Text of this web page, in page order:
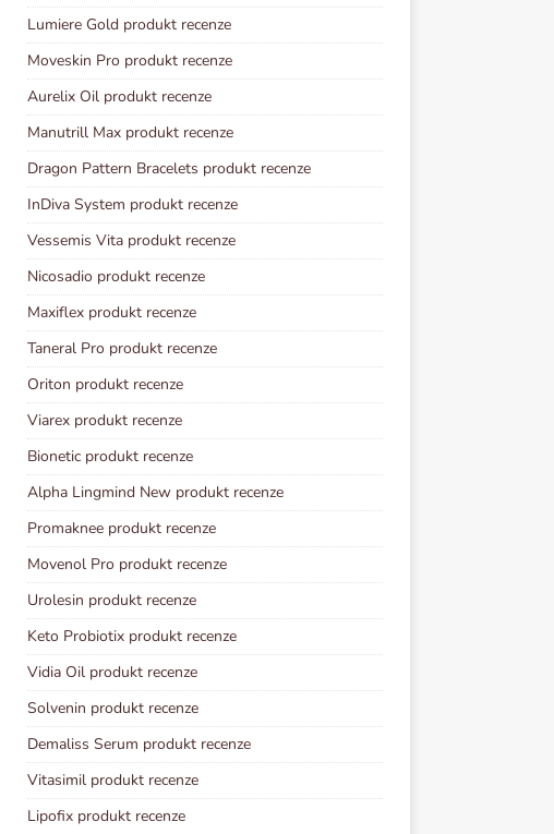
Lumiere Gold produkt recenze
Moveskin Pro produkt recenze
Aurelix Oil produkt recenze
Manutrill Max produkt recenze
Dragon Pattern Bracelets produkt recenze
InDiva System produkt recenze
Vessemis Vita produkt recenze
Nicosadio produkt recenze
Maxiflex produkt recenze
Taneral Pro produkt recenze
Oriton produkt recenze
Viarex produkt recenze
Bionetic produkt recenze
Alpha Lingmind New produkt recenze
Promaknee produkt recenze
Movenol Pro produkt recenze
Urolesin produkt recenze
Keto Probiotix produkt recenze
Vidia Oil produkt recenze
Solvenin produkt recenze
Demaliss Serum produkt recenze
Vitasimil produkt recenze
Lipofix produkt recenze